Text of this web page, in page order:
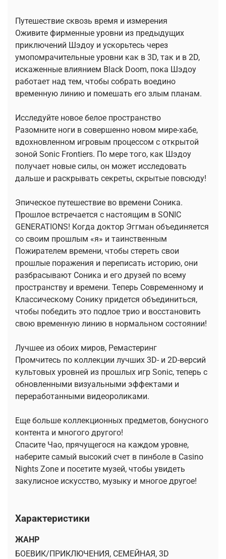
Путешествие сквозь время и измерения
Оживите фирменные уровни из предыдущих
приключений Шэдоу и ускорьтесь через
умопомрачительные уровни как в 3D, так и в 2D,
искаженные влиянием Black Doom, пока Шэдоу
работает над тем, чтобы собрать воедино
временную линию и помешать его злым планам.
Исследуйте новое белое пространство
Разомните ноги в совершенно новом мире-хабе,
вдохновленном игровым процессом с открытой
зоной Sonic Frontiers. По мере того, как Шэдоу
получает новые силы, он может исследовать
дальше и раскрывать секреты, скрытые повсюду!
Эпическое путешествие во времени Соника.
Прошлое встречается с настоящим в SONIC
GENERATIONS! Когда доктор Эггман объединяется
со своим прошлым «я» и таинственным
Пожирателем времени, чтобы стереть свои
прошлые поражения и переписать историю, они
разбрасывают Соника и его друзей по всему
пространству и времени. Теперь Современному и
Классическому Сонику придется объединиться,
чтобы победить это подлое трио и восстановить
свою временную линию в нормальном состоянии!
Лучшее из обоих миров, Ремастеринг
Промчитесь по коллекции лучших 3D- и 2D-версий
культовых уровней из прошлых игр Sonic, теперь с
обновленными визуальными эффектами и
переработанными видеороликами.
Еще больше коллекционных предметов, бонусного
контента и многого другого!
Спасите Чао, прячущегося на каждом уровне,
наберите самый высокий счет в пинболе в Casino
Nights Zone и посетите музей, чтобы увидеть
закулисное искусство, музыку и многое другое!
Характеристики
ЖАНР
БОЕВИК/ПРИКЛЮЧЕНИЯ, СЕМЕЙНАЯ, 3D